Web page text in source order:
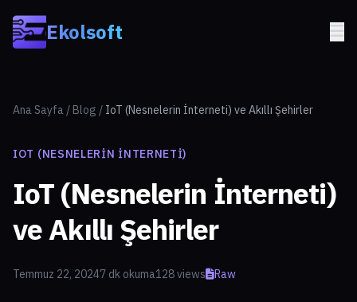
Ekolsoft
Ana Sayfa / Blog / IoT (Nesnelerin İnterneti) ve Akıllı Şehirler
IOT (NESNELERIN İNTERNETI)
IoT (Nesnelerin İnterneti)
ve Akıllı Şehirler
Temmuz 22, 20247 dk okuma128 views Raw